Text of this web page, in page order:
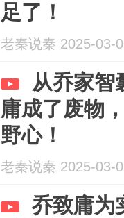
足了！
老秦说秦 2025-03-
从乔家智
庸成了废物
野心！
老秦说秦 2025-03-
乔致庸为